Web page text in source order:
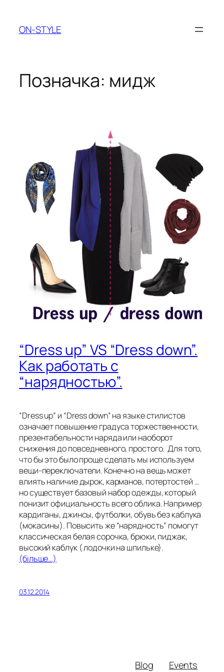
вмісту
ON-STYLE
Позначка: мидж
“Dress up” VS “Dress down”.
Как работать с
“нарядностью”.
“Dress up” и “Dress down” на языке стилистов
означает повышение градуса торжественности,
презентабельности наряда или наоборот
снижения до повседневного, простого. Для того,
что бы это было проще сделать мы используем
вещи-переключатели. Конечно на вещь может
влиять наличие дырок, карманов, потертостей …
но существует базовый набор одежды, который
понизит официальность всего облика. Например
кардиганы, джинсы, футболки, обувь без каблука
(мокасины). Повысить же “нарядность” помогут
классическая белая сорочка, брюки, пиджак,
высокий каблук ( лодочки на шпильке).
(більше…)
03.12.2014
Blog
Events